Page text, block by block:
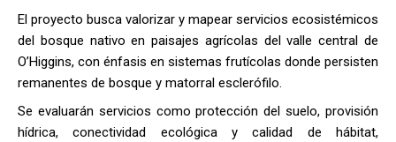
El proyecto busca valorizar y mapear servicios ecosistémicos
del bosque nativo en paisajes agrícolas del valle central de
O’Higgins, con énfasis en sistemas frutícolas donde persisten
remanentes de bosque y matorral esclerófilo.
Se evaluarán servicios como protección del suelo, provisión
hídrica, conectividad ecológica y calidad de hábitat,